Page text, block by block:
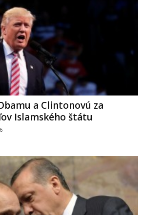
a Clintonovú za
Islamského štátu